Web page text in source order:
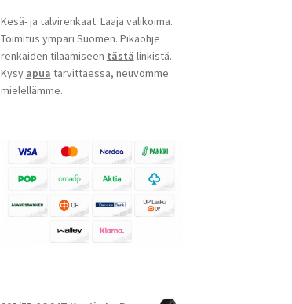
Kesä- ja talvirenkaat. Laaja valikoima.
Toimitus ympäri Suomen. Pikaohje
renkaiden tilaamiseen tästä linkistä.
Kysy apua tarvittaessa, neuvomme
mielellämme.